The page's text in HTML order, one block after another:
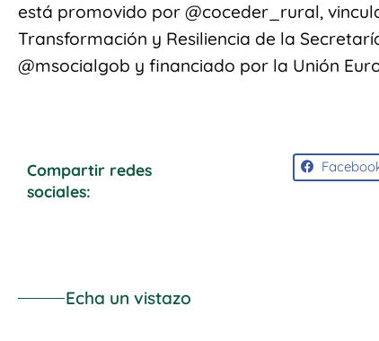
está promovido por @coceder_rural,
Transformación y Resiliencia de la
@msocialgob y financiado por la Unión
Compartir redes
sociales:
Echa un vistazo